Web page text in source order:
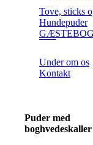
Tove, sticks
Hundepuder
GÆSTEBOG
Under om os
Kontakt
Puder med
boghvedeskaller